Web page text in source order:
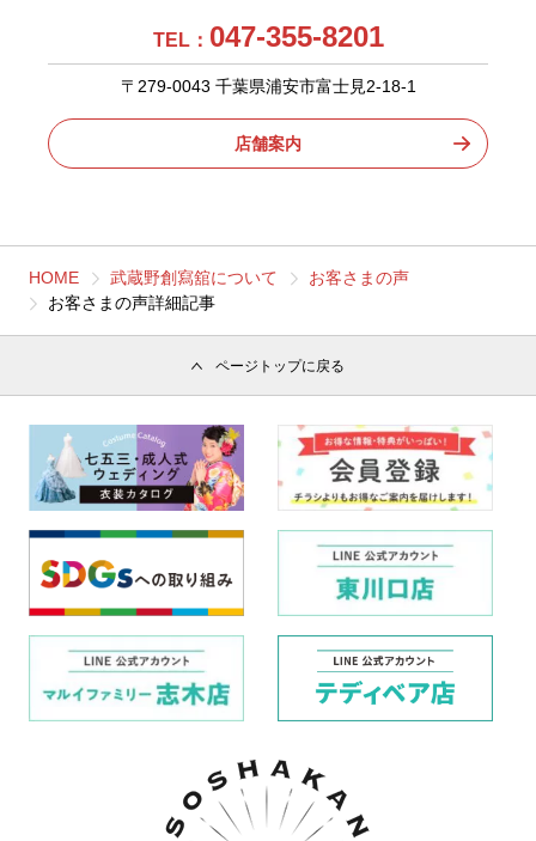
TEL： 047-355-8201
〒279-0043 千葉県浦安市富士見2-18-1
店舗案内
HOME 武蔵野創寫舘について
お客さまの声
お客さまの声詳細記事
ページトップに戻る